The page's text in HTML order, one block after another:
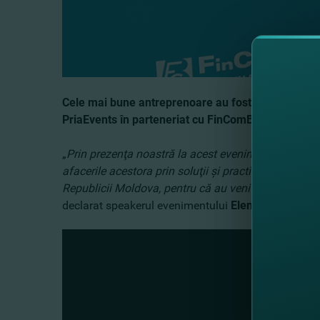
Cele mai bune antreprenoare au fost premiate la
PriaEvents în parteneriat cu FinComBank. Gala
„Prin prezenţa noastră la acest eveniment,
afacerile acestora prin soluţii şi practici noi de
Republicii Moldova, pentru că au venit cu inovaţii,
declarat speakerul evenimentului Elena Vrabii,